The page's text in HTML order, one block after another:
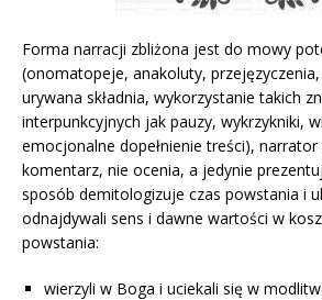
Forma narracji zbliżona jest do mowy
(onomatopeje, anakoluty,
urywana składnia, wykorzystanie takich
interpunkcyjnych jak pauzy, wykrzykniki,
emocjonalne dopełnienie treści), narrator
komentarz, nie ocenia, a jedynie
sposób demitologizuje czas powstania i
odnajdywali sens i dawne wartości w
powstania:
wierzyli w Boga i uciekali się w